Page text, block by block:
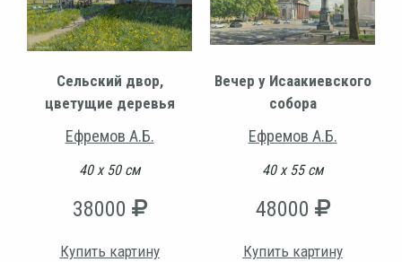
Сельский двор,
цветущие деревья
Ефремов А.Б.
40 х 50 см
38000
Купить картину
Вечер у Исаакиевского
собора
Ефремов А.Б.
40 х 55 см
48000
Купить картину